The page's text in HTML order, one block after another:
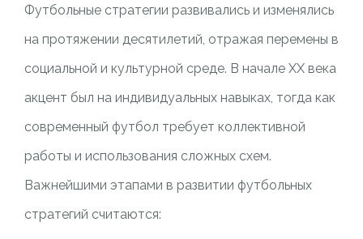
Футбольные стратегии развивались и изменялись
на протяжении десятилетий, отражая перемены в
социальной и культурной среде. В начале XX века
акцент был на индивидуальных навыках, тогда как
современный футбол требует коллективной
работы и использования сложных схем.
Важнейшими этапами в развитии футбольных
стратегий считаются: